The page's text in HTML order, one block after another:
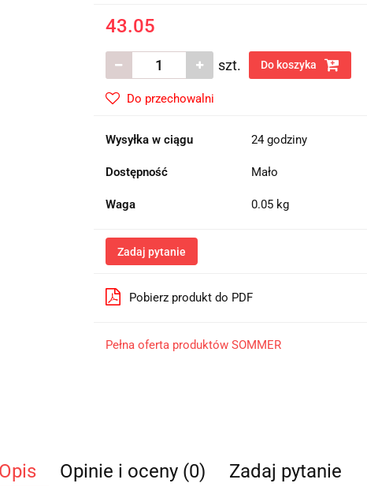
43.05
szt. Do koszyka
Do przechowalni
Wysyłka w ciągu 24 godziny
Dostępność Mało
Waga 0.05 kg
Zadaj pytanie
Pobierz produkt do PDF
Pełna oferta produktów SOMMER
Opis Opinie i oceny (0) Zadaj pytanie